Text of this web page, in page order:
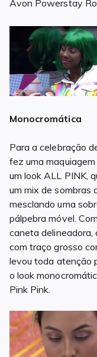
Avon Powerstay
Monocromática
Para a celebração
fez uma maquiagem
um look ALL PINK,
um mix de sombras
mesclando uma
pálpebra móvel.
caneta
com traço grosso
levou toda atenção
o look
Pink Pink.